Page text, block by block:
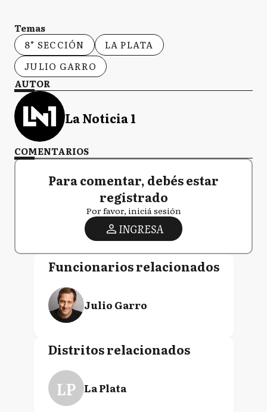
Temas
8° SECCIÓN
LA PLATA
JULIO GARRO
AUTOR
La Noticia 1
COMENTARIOS
Para comentar, debés estar
registrado
Por favor, iniciá sesión
INGRESA
Funcionarios relacionados
Julio Garro
Distritos relacionados
LP La Plata